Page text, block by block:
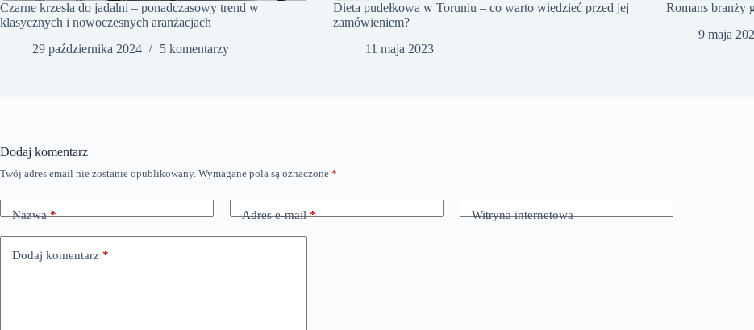
Czarne krzesła do jadalni – ponadczasowy trend w
klasycznych i nowoczesnych aranżacjach
29 października 2024
5 komentarzy
Dieta pudełkowa w Toruniu – co warto wiedzieć przed jej
zamówieniem?
11 maja 2023
Romans branży
9 maja
Dodaj komentarz
Twój adres email nie zostanie opublikowany. Wymagane pola są oznaczone *
Nazwa* Adres e-mail* Witryna internetowa
Dodaj komentarz *